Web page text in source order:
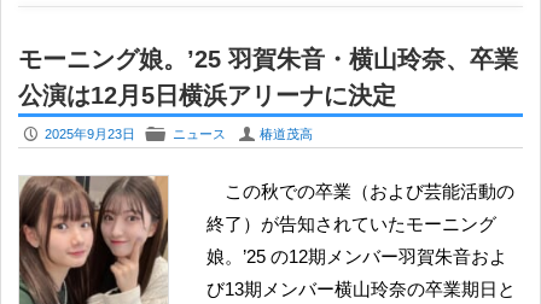
モーニング娘。’25 羽賀朱音・横山玲奈、卒業
公演は12月5日横浜アリーナに決定
P 2025年9月23日 F ニュース U 椿道茂高
この秋での卒業（および芸能活動の
終了）が告知されていたモーニング
娘。’25 の12期メンバー羽賀朱音およ
び13期メンバー横山玲奈の卒業期日と